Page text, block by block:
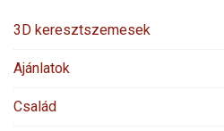
3D keresztszemesek
Ajánlatok
Család